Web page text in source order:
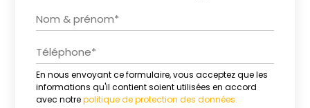
En nous envoyant ce formulaire, vous acceptez que les
informations qu'il contient soient utilisées en accord
avec notrepolitique de protection des données.
Alternative: